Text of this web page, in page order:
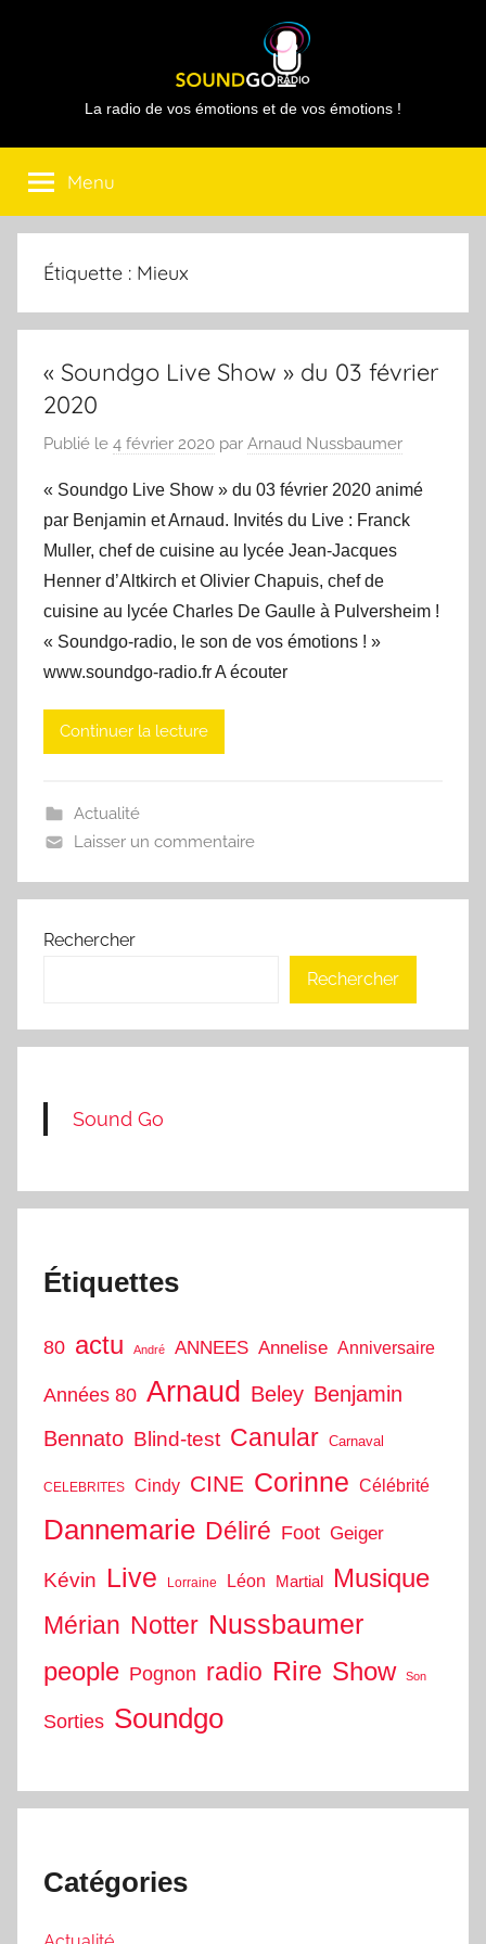
Sound
Go
Radio
La radio de vos émotions et de vos émotions !
Menu
Étiquette : Mieux
« Soundgo Live Show » du 03 février
2020
Publié le 4 février 2020 par Arnaud Nussbaumer
« Soundgo Live Show » du 03 février 2020 animé
par Benjamin et Arnaud. Invités du Live : Franck
Muller, chef de cuisine au lycée Jean-Jacques
Henner d’Altkirch et Olivier Chapuis, chef de
cuisine au lycée Charles De Gaulle à Pulversheim !
« Soundgo-radio, le son de vos émotions ! »
www.soundgo-radio.fr A écouter
Continuer la lecture
Actualité
Laisser un commentaire
Rechercher
Rechercher
Sound Go
Étiquettes
80 actu André ANNEES Annelise Anniversaire
Années 80 Arnaud Beley Benjamin
Bennato Blind-test Canular Carnaval
CELEBRITES Cindy CINE Corinne Célébrité
Dannemarie Déliré Foot Geiger
Kévin Live Lorraine Léon Martial
Musique
Mérian Notter Nussbaumer
people Pognon radio Rire Show Son
Sorties Soundgo
Catégories